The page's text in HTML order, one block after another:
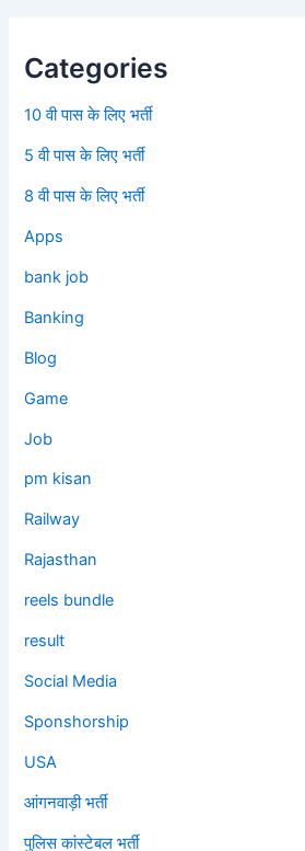
Categories
10 वी पास के लिए भर्ती
5 वी पास के लिए भर्ती
8 वी पास के लिए भर्ती
Apps
bank job
Banking
Blog
Game
Job
pm kisan
Railway
Rajasthan
reels bundle
result
Social Media
Sponshorship
USA
आंगनवाड़ी भर्ती
पुलिस कांस्टेबल भर्ती